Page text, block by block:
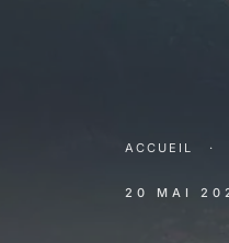
ACCUEIL ·
20 MAI